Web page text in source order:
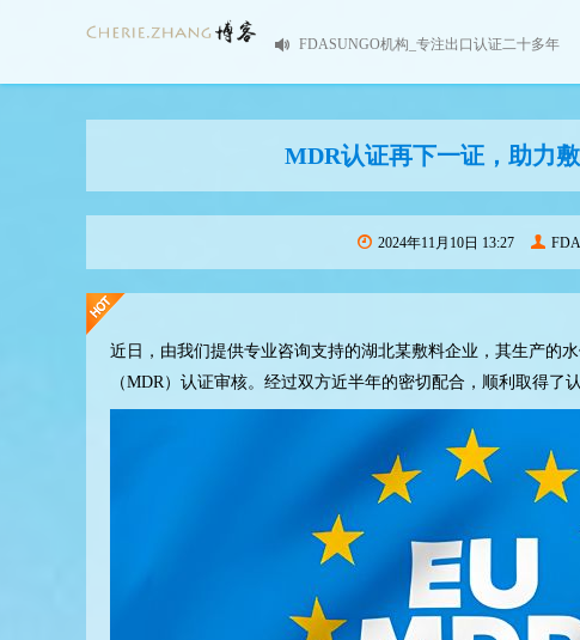
FDASUNGO机构_专注出口认证二十多年
MDR认证再下一证，助力
2024年11月10日 13:27
近日，由我们提供专业咨询支持的湖北某敷料企业，其生产的
（MDR）认证审核。经过双方近半年的密切配合，顺利取得了